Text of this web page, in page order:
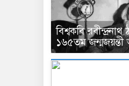
বিশ্বকবি রবীন্দ্রনাথ
১৬৫তম